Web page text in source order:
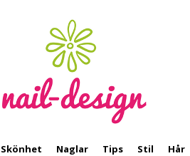
Skönhet Naglar Tips Stil Hår